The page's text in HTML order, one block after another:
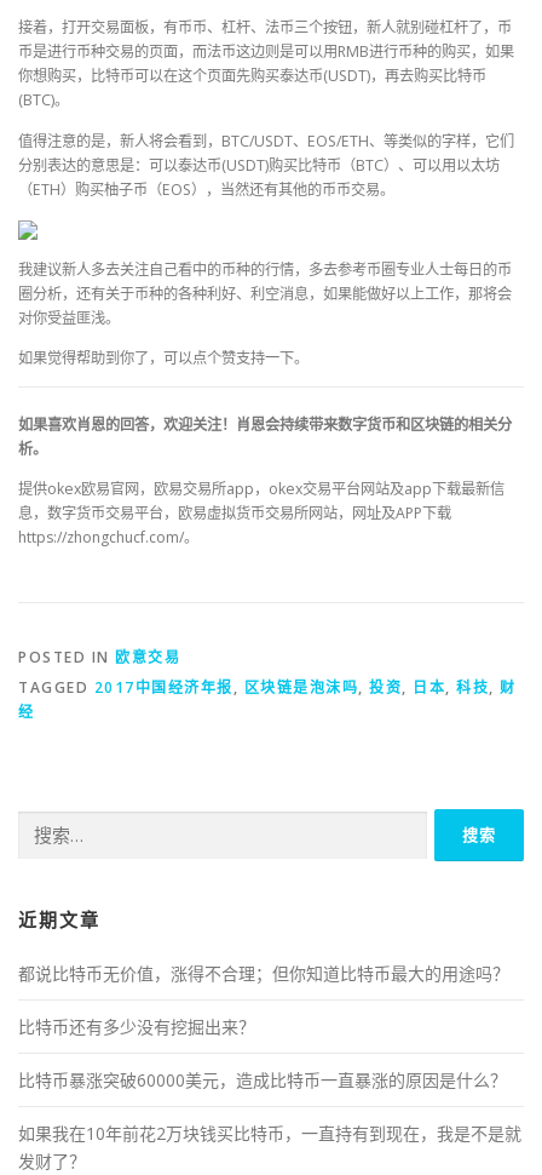
接着，打开交易面板，有币币、杠杆、法币三个按钮，新人就别碰杠杆了，币
币是进行币种交易的页面，而法币这边则是可以用RMB进行币种的购买，如果
你想购买，比特币可以在这个页面先购买泰达币(USDT)，再去购买比特币
(BTC)。
值得注意的是，新人将会看到，BTC/USDT、EOS/ETH、等类似的字样，它们
分别表达的意思是：可以泰达币(USDT)购买比特币（BTC）、可以用以太坊
（ETH）购买柚子币（EOS），当然还有其他的币币交易。
我建议新人多去关注自己看中的币种的行情，多去参考币圈专业人士每日的币
圈分析，还有关于币种的各种利好、利空消息，如果能做好以上工作，那将会
对你受益匪浅。
如果觉得帮助到你了，可以点个赞支持一下。
如果喜欢肖恩的回答，欢迎关注！肖恩会持续带来数字货币和区块链的相关分
析。
提供okex欧易官网，欧易交易所app，okex交易平台网站及app下载最新信
息，数字货币交易平台，欧易虚拟货币交易所网站，网址及APP下载
https://zhongchucf.com/。
POSTED IN 欧意交易
TAGGED 2017中国经济年报, 区块链是泡沫吗, 投资, 日本, 科技, 财
经
索：
近期文章
都说比特币无价值，涨得不合理；但你知道比特币最大的用途吗？
比特币还有多少没有挖掘出来？
比特币暴涨突破60000美元，造成比特币一直暴涨的原因是什么？
如果我在10年前花2万块钱买比特币，一直持有到现在，我是不是就
发财了？